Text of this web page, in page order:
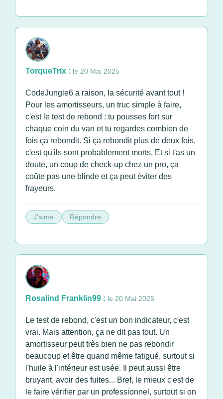
TorqueTrix : le 20 Mai 2025
CodeJungle6 a raison, la sécurité avant tout !
Pour les amortisseurs, un truc simple à faire,
c'est le test de rebond : tu pousses fort sur
chaque coin du van et tu regardes combien de
fois ça rebondit. Si ça rebondit plus de deux fois,
c'est qu'ils sont probablement morts. Et si t'as un
doute, un coup de check-up chez un pro, ça
coûte pas une blinde et ça peut éviter des
frayeurs.
J'aime Répondre
Rosalind Franklin99 : le 20 Mai 2025
Le test de rebond, c'est un bon indicateur, c'est
vrai. Mais attention, ça ne dit pas tout. Un
amortisseur peut très bien ne pas rebondir
beaucoup et être quand même fatigué, surtout si
l'huile à l'intérieur est usée. Il peut aussi être
bruyant, avoir des fuites... Bref, le mieux c'est de
le faire vérifier par un professionnel, surtout si on